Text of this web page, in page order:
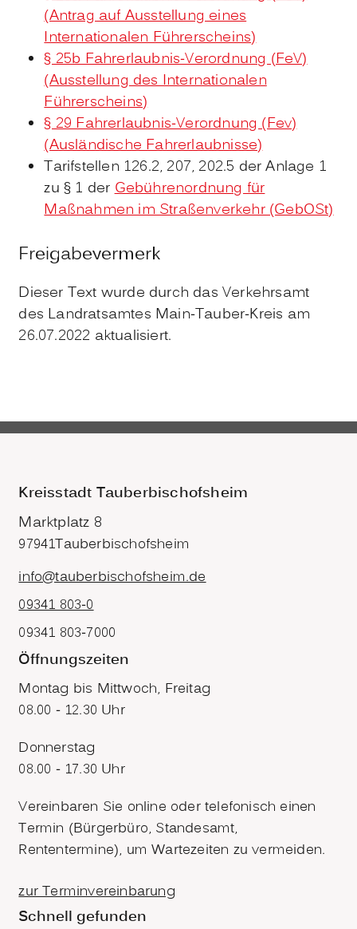
(Antrag auf Ausstellung eines
Internationalen Führerscheins)
§ 25b Fahrerlaubnis-Verordnung (FeV)
(Ausstellung des Internationalen
Führerscheins)
§ 29 Fahrerlaubnis-Verordnung (Fev)
(Ausländische Fahrerlaubnisse)
Tarifstellen 126.2, 207, 202.5 der Anlage 1
zu § 1 derGebührenordnung für
Maßnahmen im Straßenverkehr (GebOSt)
Freigabevermerk
Dieser Text wurde durch das Verkehrsamt
des Landratsamtes Main-Tauber-Kreis am
26.07.2022 aktualisiert.
Kreisstadt Tauberbischofsheim
Marktplatz 8
97941Tauberbischofsheim
info@tauberbischofsheim.de
09341 803-0
09341 803-7000
Öffnungszeiten
Montag bis Mittwoch, Freitag
08.00 - 12.30 Uhr
Donnerstag
08.00 - 17.30 Uhr
Vereinbaren Sie online oder telefonisch einen
Termin (Bürgerbüro, Standesamt,
Rententermine), um Wartezeiten zu vermeiden.
zur Terminvereinbarung
Schnell gefunden